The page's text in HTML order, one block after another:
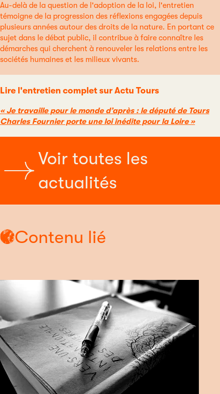
Au-delà de la question de l'adoption de la loi, l'entretien
témoigne de la progression des réflexions engagées depuis
plusieurs années autour des droits de la nature. En portant ce
sujet dans le débat public, il contribue à faire connaître les
démarches qui cherchent à renouveler les relations entre les
sociétés humaines et les milieux vivants.
Lire l'entretien complet sur Actu Tours
« Je travaille pour le monde d’après : le député de Tours
Charles Fournier porte une loi inédite pour la Loire »
Voir toutes les
actualités
Contenu lié